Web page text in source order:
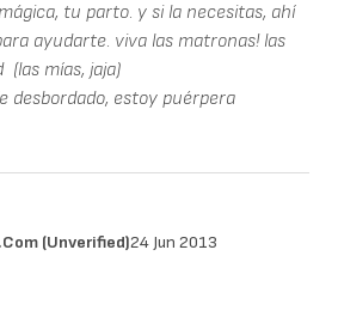
tu parto. y si la necesitas, ahí
ayudarte. viva las matronas! las
(las mías, jaja)
desbordado, estoy puérpera
(unverified)24 Jun 2013